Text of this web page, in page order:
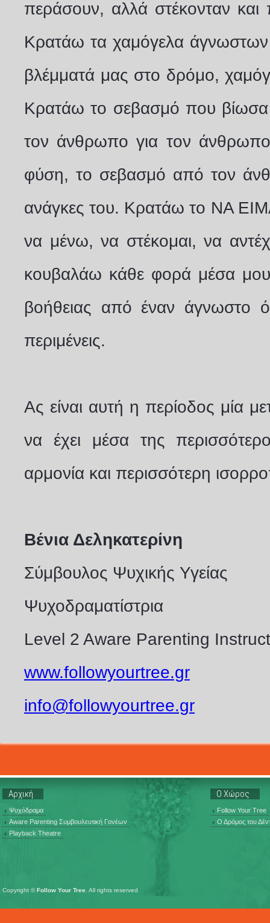
περάσουν, αλλά στέκονταν
Κρατάω τα χαμόγελα άγνωστων
βλέμματά μας στο δρόμο,
Κρατάω το σεβασμό που
τον άνθρωπο για τον
φύση, το σεβασμό από τον
ανάγκες του. Κρατάω το ΝΑ
να μένω, να στέκομαι, να
κουβαλάω κάθε φορά μέσα
βοήθειας από έναν άγνωστο
περιμένεις.
Ας είναι αυτή η περίοδος μία
να έχει μέσα της
αρμονία και περισσότερη
Βένια Δεληκατερίνη
Σύμβουλος Ψυχικής Υγείας
Ψυχοδραματίστρια
Level 2 Aware Parenting
www.followyourtree.gr
info@followyourtree.gr
Αρχική
Ψυχόδραμα
Aware Parenting Συμβουλευτική Γονέων
Playback Theatre
Ο Χώρος
Follow Your Tree
Ο Δρόμος του
Copyright © Follow Your Tree. All rights reserved